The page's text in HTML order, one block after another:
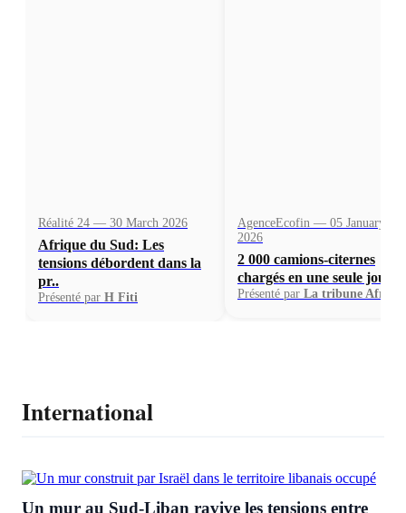
Réalité 24 — 30 March 2026
Afrique du Sud: Les
tensions débordent dans la
pr..
Présenté par H Fiti
AgenceEcofin — 05 January
2026
2 000 camions-citernes
chargés en une seule
Présenté par La tribune
International
Un mur au Sud-Liban ravive les tensions entre